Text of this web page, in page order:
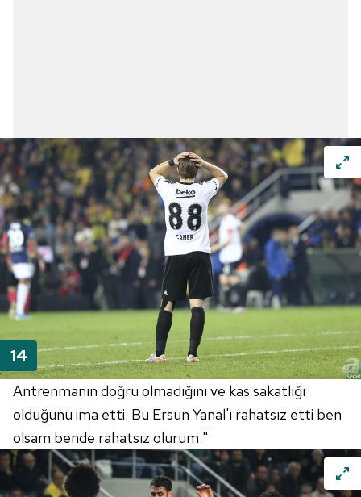
Antrenmanın doğru olmadığını ve kas sakatlığı
olduğunu ima etti. Bu Ersun Yanal'ı rahatsız etti ben
olsam bende rahatsız olurum."